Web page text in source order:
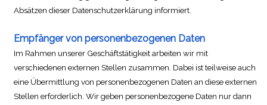
Absätzen dieser Datenschutzerklärung informiert.
Empfänger von personenbezogenen Daten
Im Rahmen unserer Geschäftstätigkeit arbeiten wir mit
verschiedenen externen Stellen zusammen. Dabei ist teilweise auch
eine Übermittlung von personenbezogenen Daten an diese externen
Stellen erforderlich. Wir geben personenbezogene Daten nur dann